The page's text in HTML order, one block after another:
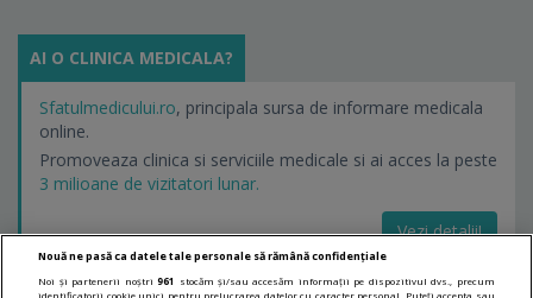
AI O CLINICA MEDICALA?
Sfatulmedicului.ro, principala sursa de informare medicala
online.
Promoveaza clinica si serviciile medicale si ai acces la peste
3 milioane de vizitatori lunar.
Vezi detalii!
Nouă ne pasă ca datele tale personale să rămână confidențiale
Noi și partenerii noștri961
stocăm și/sau accesăm informații pe dispozitivul dvs., precum
identificatorii cookie unici pentru prelucrarea datelor cu caracter personal. Puteți accepta sau